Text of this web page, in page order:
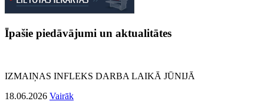
Īpašie piedāvājumi un aktualitātes
IZMAIŅAS INFLEKS DARBA LAIKĀ JŪNIJĀ
18.06.2026 Vairāk